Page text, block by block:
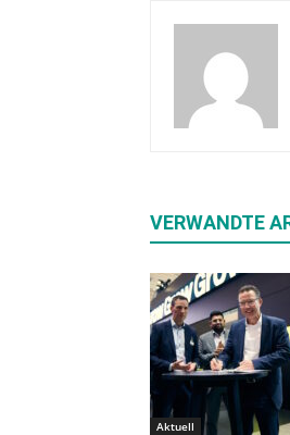
VERWANDTE
Aktuell